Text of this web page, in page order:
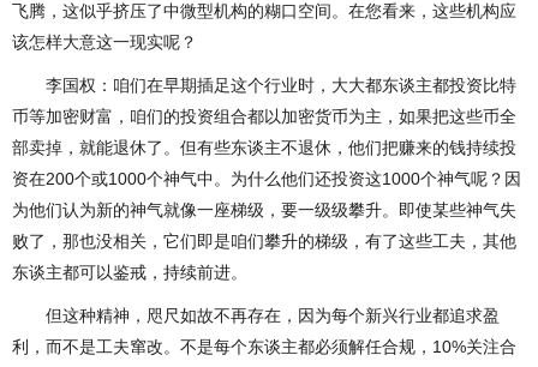
飞腾，这似乎挤压了中微型机构的糊口空间。在您看来，这些机构应
该怎样大意这一现实呢？
李国权：咱们在早期插足这个行业时，大大都东谈主都投资比特
币等加密财富，咱们的投资组合都以加密货币为主，如果把这些币全
部卖掉，就能退休了。但有些东谈主不退休，他们把赚来的钱持续投
资在200个或1000个神气中。为什么他们还投资这1000个神气呢？因
为他们认为新的神气就像一座梯级，要一级级攀升。即使某些神气失
败了，那也没相关，它们即是咱们攀升的梯级，有了这些工夫，其他
东谈主都可以鉴戒，持续前进。
但这种精神，咫尺如故不再存在，因为每个新兴行业都追求盈
利，而不是工夫窜改。不是每个东谈主都必须解任合规，10%关注合